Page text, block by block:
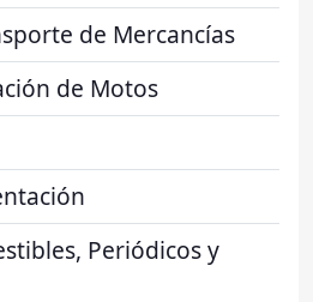
de Mercancías
de Motos
Periódicos y